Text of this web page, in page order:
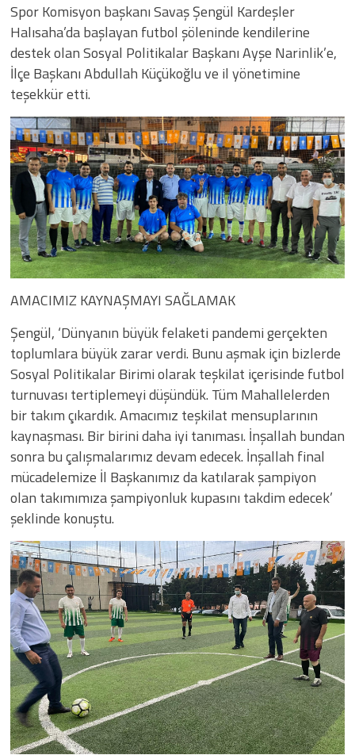
Spor Komisyon başkanı Savaş Şengül Kardeşler
Halısaha’da başlayan futbol şöleninde kendilerine
destek olan Sosyal Politikalar Başkanı Ayşe Narinlik’e,
İlçe Başkanı Abdullah Küçükoğlu ve il yönetimine
teşekkür etti.
AMACIMIZ KAYNAŞMAYI SAĞLAMAK
Şengül, ‘Dünyanın büyük felaketi pandemi gerçekten
toplumlara büyük zarar verdi. Bunu aşmak için bizlerde
Sosyal Politikalar Birimi olarak teşkilat içerisinde futbol
turnuvası tertiplemeyi düşündük. Tüm Mahallelerden
bir takım çıkardık. Amacımız teşkilat mensuplarının
kaynaşması. Bir birini daha iyi tanıması. İnşallah bundan
sonra bu çalışmalarımız devam edecek. İnşallah final
mücadelemize İl Başkanımız da katılarak şampiyon
olan takımımıza şampiyonluk kupasını takdim edecek’
şeklinde konuştu.